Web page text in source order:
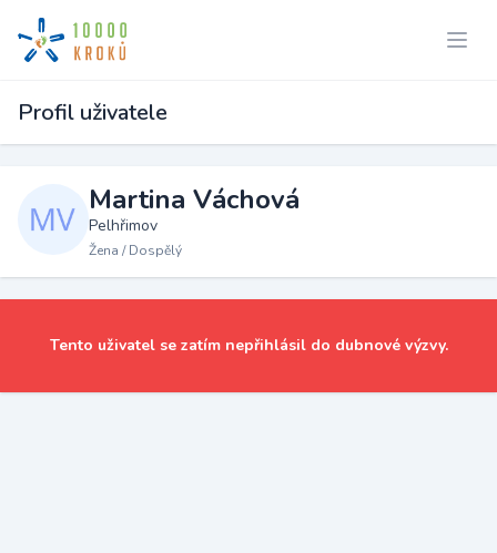
Profil uživatele
Martina Váchová
Pelhřimov
Žena / Dospělý
Tento uživatel se zatím nepřihlásil do dubnové výzvy.